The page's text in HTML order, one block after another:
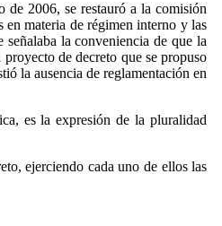
2006, se restauró a la comisión
materia de régimen interno y las
la conveniencia de que la
de decreto que se propuso
la ausencia de reglamentación en
es la expresión de la pluralidad
ejerciendo cada uno de ellos las